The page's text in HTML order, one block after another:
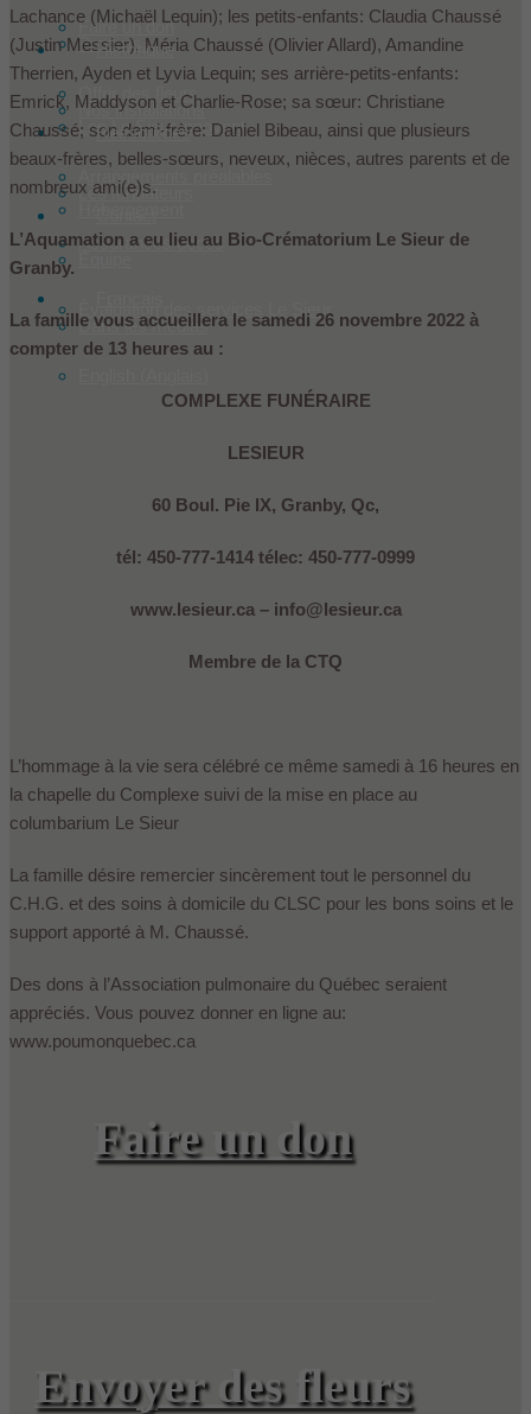
Faire un don
Offrir des fleurs
Produits
Nos installations
Arrangements préalables
Assurances décès
Évaluation des services Le Sieur
Historique
Les Le Sieur innovent
Les fondateurs
Dans les médias
Ressources
Lachance (Michaël Lequin); les petits-enfants: Claudia Chaussé
(Justin Messier), Méria Chaussé (Olivier Allard), Amandine
Therrien, Ayden et Lyvia Lequin; ses arrière-petits-enfants:
Emrick, Maddyson et Charlie-Rose; sa sœur: Christiane
Chaussé; son demi-frère: Daniel Bibeau, ainsi que plusieurs
beaux-frères, belles-sœurs, neveux, nièces, autres parents et de
nombreux ami(e)s.
L’Aquamation a eu lieu au Bio-Crématorium Le Sieur de
Granby.
La famille vous accueillera le samedi 26 novembre 2022 à
compter de 13 heures au :
COMPLEXE FUNÉRAIRE
LESIEUR
60 Boul. Pie IX, Granby, Qc,
tél: 450-777-1414 télec: 450-777-0999
www.lesieur.ca – info@lesieur.ca
Membre de la CTQ
L’hommage à la vie sera célébré ce même samedi à 16 heures en
la chapelle du Complexe suivi de la mise en place au
columbarium Le Sieur
La famille désire remercier sincèrement tout le personnel du
C.H.G. et des soins à domicile du CLSC pour les bons soins et le
support apporté à M. Chaussé.
Des dons à l’Association pulmonaire du Québec seraient
appréciés. Vous pouvez donner en ligne au:
www.poumonquebec.ca
Faire un don
Envoyer des fleurs